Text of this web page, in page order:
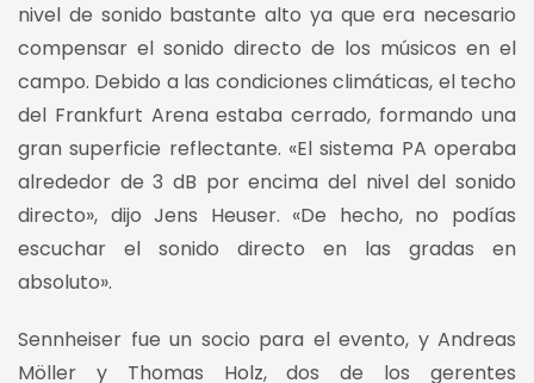
nivel de sonido bastante alto ya que era necesario
compensar el sonido directo de los músicos en el
campo. Debido a las condiciones climáticas, el techo
del Frankfurt Arena estaba cerrado, formando una
gran superficie reflectante. «El sistema PA operaba
alrededor de 3 dB por encima del nivel del sonido
directo», dijo Jens Heuser. «De hecho, no podías
escuchar el sonido directo en las gradas en
absoluto».
Sennheiser fue un socio para el evento, y Andreas
Möller y Thomas Holz, dos de los gerentes